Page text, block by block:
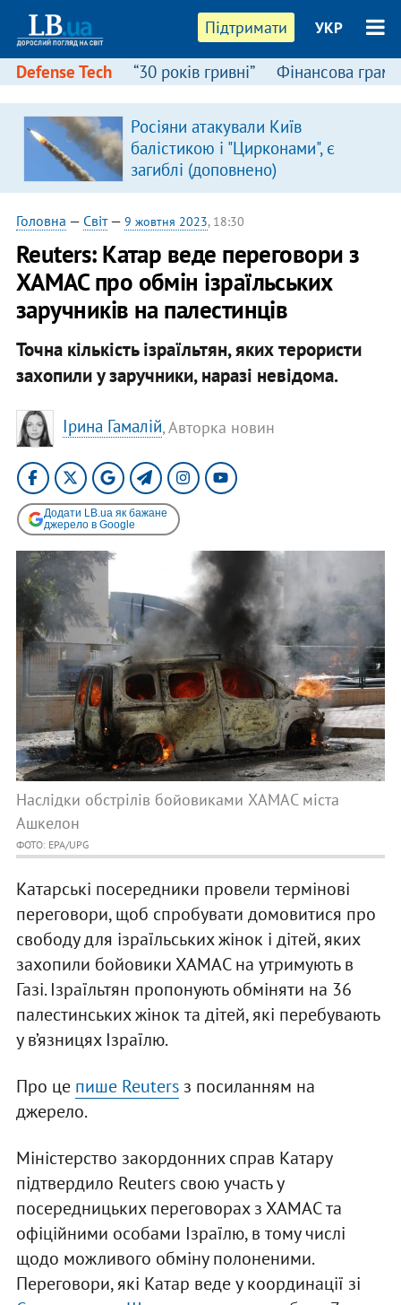
Підтримати УКР
Defense Tech “30 років гривні” Фінансова
Росіяни атакували Київ
балістикою і "Цирконами", є
загиблі (доповнено)
Головна — Світ— 9 жовтня 2023, 18:30
Reuters: Катар веде переговори з
ХАМАС про обмін ізраїльських
заручників на палестинців
Точна кількість ізраїльтян, яких терористи
захопили у заручники, наразі невідома.
Ірина Гамалій, Авторка новин
Додати LB.ua як бажане
джерело в Google
Наслідки обстрілів бойовиками ХАМАС міста
Ашкелон
ФОТО: EPA/UPG
Катарські посередники провели термінові
переговори, щоб спробувати домовитися про
свободу для ізраїльських жінок і дітей, яких
захопили бойовики ХАМАС на утримують в
Газі. Ізраїльтян пропонують обміняти на 36
палестинських жінок та дітей, які перебувають
у в’язницях Ізраїлю.
Про це пише Reutersз посиланням на
джерело.
Міністерство закордонних справ Катару
підтвердило Reuters свою участь у
посередницьких переговорах з ХАМАС та
офіційними особами Ізраїлю, в тому числі
щодо можливого обміну полоненими.
Переговори, які Катар веде у координації зі